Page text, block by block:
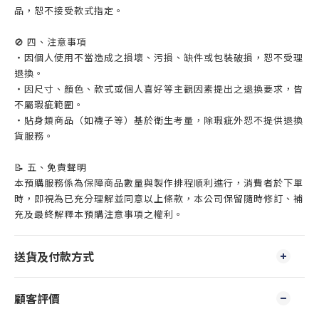
品，恕不接受款式指定。
🚫 四、注意事項
・因個人使用不當造成之損壞、污損、缺件或包裝破損，恕不受理
退換。
・因尺寸、顏色、款式或個人喜好等主觀因素提出之退換要求，皆
不屬瑕疵範圍。
・貼身類商品（如襪子等）基於衛生考量，除瑕疵外恕不提供退換
貨服務。
📝 五、免責聲明
本預購服務係為保障商品數量與製作排程順利進行，消費者於下單
時，即視為已充分理解並同意以上條款，本公司保留隨時修訂、補
充及最終解釋本預購注意事項之權利。
送貨及付款方式
顧客評價